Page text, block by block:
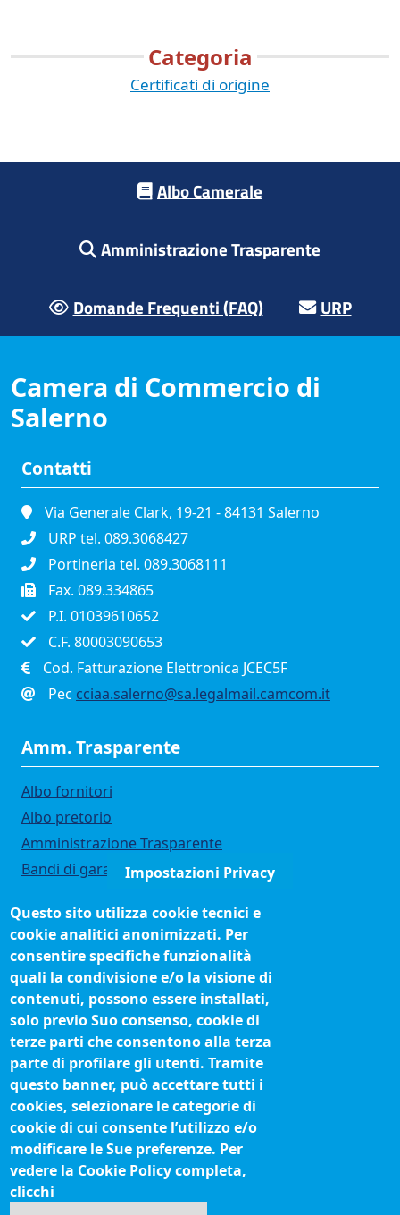
Categoria
Certificati di origine
Albo Camerale
Amministrazione Trasparente
Domande Frequenti (FAQ) URP
Camera di Commercio di
Salerno
Contatti
Via Generale Clark, 19-21 - 84131 Salerno
URP tel. 089.3068427
Portineria tel. 089.3068111
Fax. 089.334865
P.I. 01039610652
C.F. 80003090653
Cod. Fatturazione Elettronica JCEC5F
Pec cciaa.salerno@sa.legalmail.camcom.it
Amm. Trasparente
Albo fornitori
Albo pretorio
Amministrazione Trasparente
Bandi di gara
Concorsi e selezioni
Organigramma
Procedimenti (come fare per)
Siti tematici
Biblioteca camerale
Fatturazione elettronica
IBAN pagamenti alla CCIAA
Questionari soddisfazione utenti
Seguici su
Impostazioni Privacy
Questo sito utilizza cookie tecnici e
cookie analitici anonimizzati. Per
consentire specifiche funzionalità
quali la condivisione e/o la visione di
contenuti, possono essere installati,
solo previo Suo consenso, cookie di
terze parti che consentono alla terza
parte di profilare gli utenti. Tramite
questo banner, può accettare tutti i
cookies, selezionare le categorie di
cookie di cui consente l’utilizzo e/o
modificare le Sue preferenze. Per
vedere la Cookie Policy completa,
clicchi